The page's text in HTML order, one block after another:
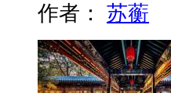
作者： 苏蘅